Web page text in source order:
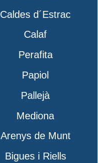
Caldes d´Estrac
Calaf
Perafita
Papiol
Pallejà
Mediona
Arenys de Munt
Bigues i Riells